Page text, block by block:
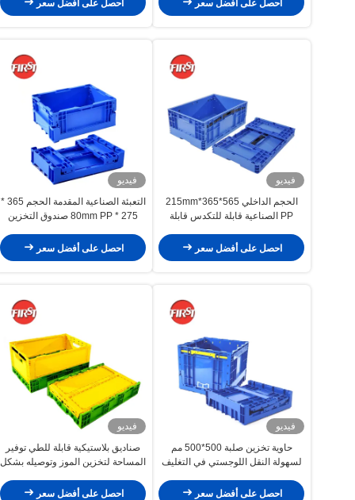
احصل على أفضل سعر
احصل على أفضل سعر
فيديو
الحجم الداخلي 565*365*215mm
PP الصناعية قابلة للتكدس قابلة
احصل على أفضل سعر
فيديو
التعبئة الصناعية المقدمة الحجم 365 *
275 * 80mm PP صندوق التخزين
احصل على أفضل سعر
فيديو
حاوية تخزين صلبة 500*500 مم
لسهولة النقل اللوجستي في التغليف
احصل على أفضل سعر
فيديو
صناديق بلاستيكية قابلة للطي توفير
المساحة لتخزين الموز وتوصيله بشكل
احصل على أفضل سعر